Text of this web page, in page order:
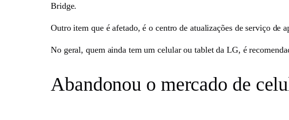
Bridge.
Outro item que é afetado, é o centro de atualizações de serviço
No geral, quem ainda tem um celular ou tablet da LG, é
Abandonou o mercado de